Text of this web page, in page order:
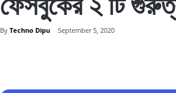
By Techno Dipu September 5, 2020